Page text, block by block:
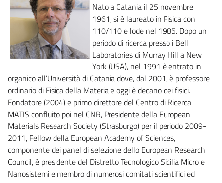
Nato a Catania il 25 novembre
1961, si è laureato in Fisica con
110/110 e lode nel 1985. Dopo un
periodo di ricerca presso i Bell
Laboratories di Murray Hill a New
York (USA), nel 1991 è entrato in
organico all’Università di Catania dove, dal 2001, è professore
ordinario di Fisica della Materia e oggi è decano dei fisici.
Fondatore (2004) e primo direttore del Centro di Ricerca
MATIS confluito poi nel CNR, Presidente della European
Materials Research Society (Strasburgo) per il periodo 2009-
2011, Fellow della European Academy of Sciences,
componente dei panel di selezione dello European Research
Council, è presidente del Distretto Tecnologico Sicilia Micro e
Nanosistemi e membro di numerosi comitati scientifici ed